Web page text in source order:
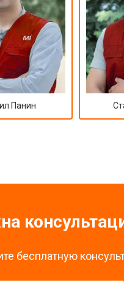
Панин
бесплатную